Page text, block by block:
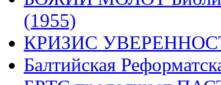
(1955)
КРИЗИС
Балтийская